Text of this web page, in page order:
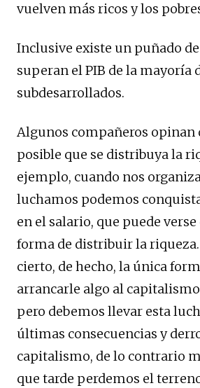
vuelven más ricos y los
Inclusive existe un puñado
superan el PIB de la mayoría
subdesarrollados.
Algunos compañeros opinan
posible que se distribuya la
ejemplo, cuando nos
luchamos podemos
en el salario, que puede
forma de distribuir la riqueza.
cierto, de hecho, la única
arrancarle algo al
pero debemos llevar esta
últimas consecuencias y
capitalismo, de lo contrario
que tarde perdemos el